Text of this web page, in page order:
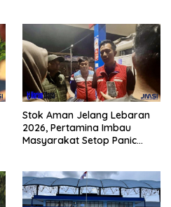
Stok Aman Jelang Lebaran
2026, Pertamina Imbau
Masyarakat Setop Panic